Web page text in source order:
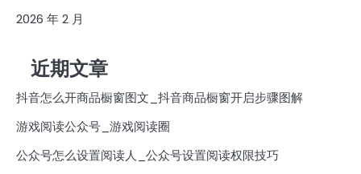
2026 年 2 月
近期文章
抖音怎么开商品橱窗图文_抖音商品橱窗开启步骤图解
游戏阅读公众号_游戏阅读圈
公众号怎么设置阅读人_公众号设置阅读权限技巧